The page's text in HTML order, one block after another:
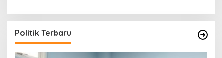
Politik Terbaru